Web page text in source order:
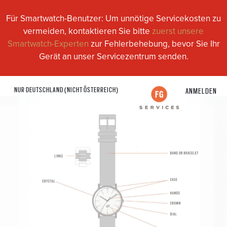
Für Smartwatch-Benutzer: Um unnötige Servicekosten zu
vermeiden, kontaktieren Sie bitte zuerst unsere
Smartwatch-Experten zur Fehlerbehebung, bevor Sie Ihr
Gerät an unser Servicezentrum senden.
NUR DEUTSCHLAND (NICHT ÖSTERREICH) ANMELDEN